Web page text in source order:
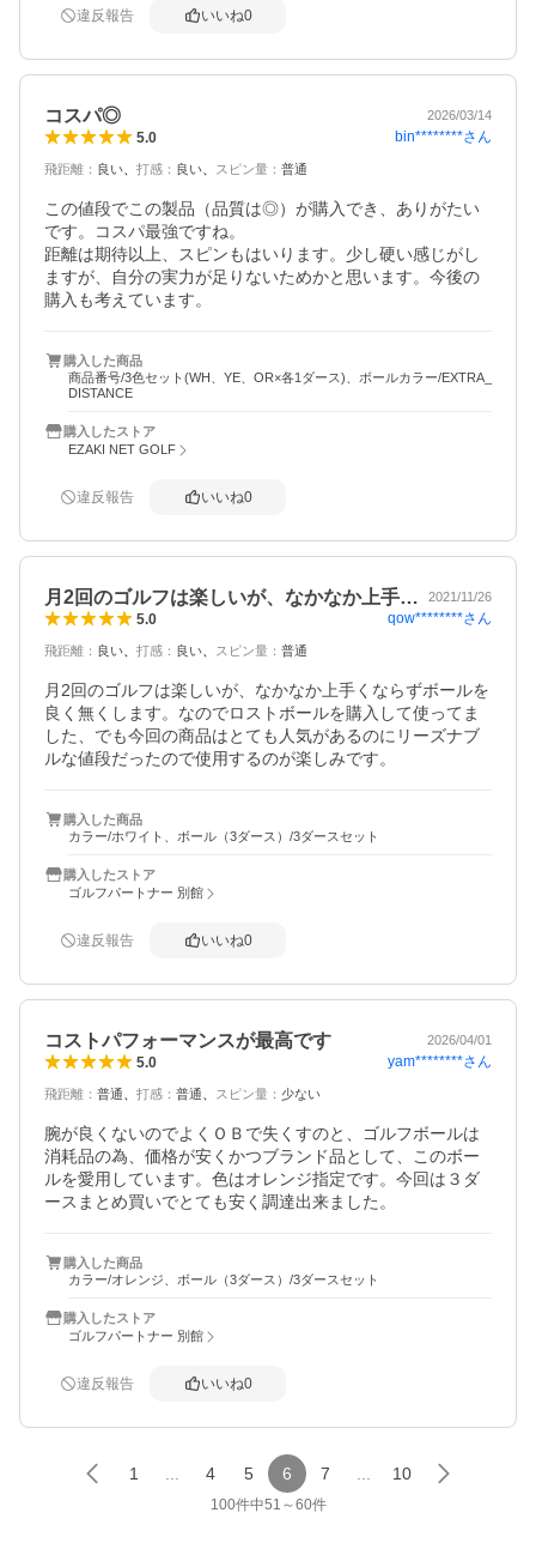
違反報告 いいね0
コスパ◎ 2026/03/14
5.0 bin********さん
飛距離 ： 良い 打感 ： 良い スピン量 ： 普通
この値段でこの製品（品質は◎）が購入でき、ありがたい
です。コスパ最強ですね。
距離は期待以上、スピンもはいります。少し硬い感じがし
ますが、自分の実力が足りないためかと思います。今後の
購入も考えています。
購入した商品
商品番号/3色セット(WH、YE、OR×各1ダース)、ボールカラー/EXTRA_
DISTANCE
購入したストア
EZAKI NET GOLF
違反報告 いいね0
月2回のゴルフは楽しいが、なかなか上手… 2021/11/26
5.0 qow********さん
飛距離 ： 良い 打感 ： 良い スピン量 ： 普通
月2回のゴルフは楽しいが、なかなか上手くならずボールを
良く無くします。なのでロストボールを購入して使ってま
した、でも今回の商品はとても人気があるのにリーズナブ
ルな値段だったので使用するのが楽しみです。
購入した商品
カラー/ホワイト、ボール（3ダース）/3ダースセット
購入したストア
ゴルフパートナー 別館
違反報告 いいね0
コストパフォーマンスが最高です 2026/04/01
5.0 yam********さん
飛距離 ： 普通 打感 ： 普通 スピン量 ： 少ない
腕が良くないのでよくＯＢで失くすのと、ゴルフボールは
消耗品の為、価格が安くかつブランド品として、このボー
ルを愛用しています。色はオレンジ指定です。今回は３ダ
ースまとめ買いでとても安く調達出来ました。
購入した商品
カラー/オレンジ、ボール（3ダース）/3ダースセット
購入したストア
ゴルフパートナー 別館
違反報告 いいね0
1 4 5 6 7 10
100件中51 ～60件